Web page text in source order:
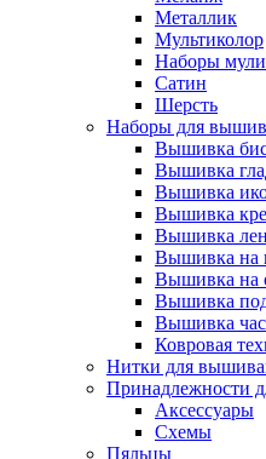
Металлик
Мультиколор
Наборы
Сатин
Шерсть
Наборы для
Вышивка
Вышивка
Вышивка
Вышивка
Вышивка
Вышивка на
Вышивка на
Вышивка
Вышивка
Ковровая
Нитки для
Принадлежности
Аксессуары
Схемы
Пяльцы